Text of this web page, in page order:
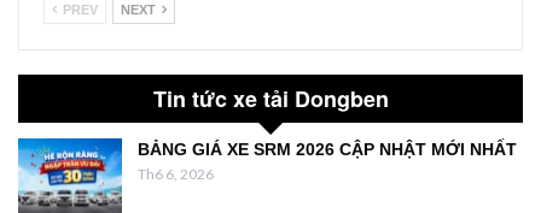
PREV NEXT
Tin tức xe tải Dongben
BẢNG GIÁ XE SRM 2026 CẬP NHẬT MỚI NHẤT
Th6 6, 2026